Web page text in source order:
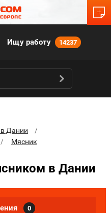
Ищу работу 14237
Дании
Мясник
в Дании
0